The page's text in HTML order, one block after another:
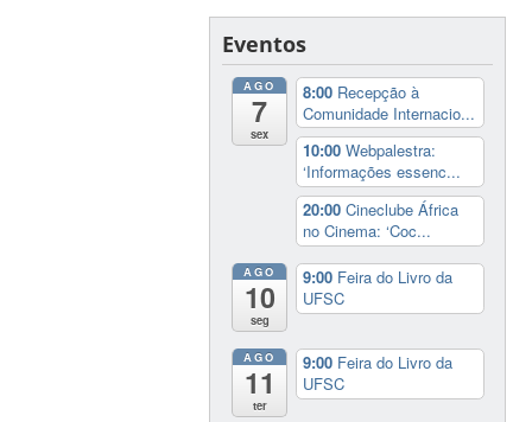
Eventos
AGO
7
sex
8:00 Recepção à
Comunidade Internacio...
10:00Webpalestra:
‘Informações essenc...
20:00Cineclube África
no Cinema: ‘Coc...
AGO
10
seg
9:00 Feira do Livro da
UFSC
AGO
11
ter
9:00 Feira do Livro da
UFSC